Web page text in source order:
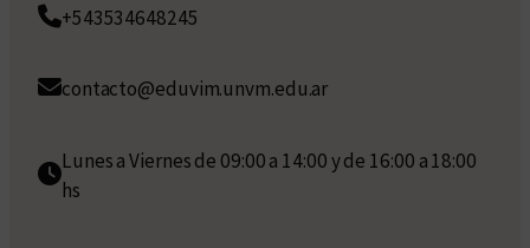
+543534648245
contacto@eduvim.unvm.edu.ar
Lunes a Viernes de 09:00 a 14:00 y de 16:00 a 18:00
hs